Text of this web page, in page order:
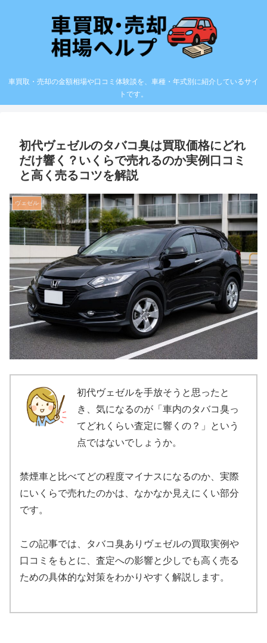
車買取・売却の金額相場や口コミ体験談を、車種・年式別に紹介しているサイ
トです。
初代ヴェゼルのタバコ臭は買取価格にどれ
だけ響く？いくらで売れるのか実例口コミ
と高く売るコツを解説
ヴェゼル
初代ヴェゼルを手放そうと思ったと
き、気になるのが「車内のタバコ臭っ
てどれくらい査定に響くの？」という
点ではないでしょうか。
禁煙車と比べてどの程度マイナスになるのか、実際
にいくらで売れたのかは、なかなか見えにくい部分
です。
この記事では、タバコ臭ありヴェゼルの買取実例や
口コミをもとに、査定への影響と少しでも高く売る
ための具体的な対策をわかりやすく解説します。